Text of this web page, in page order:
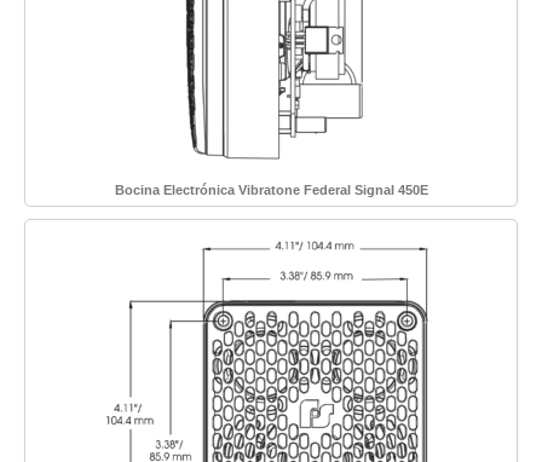
Bocina Electrónica Vibratone Federal Signal 450E